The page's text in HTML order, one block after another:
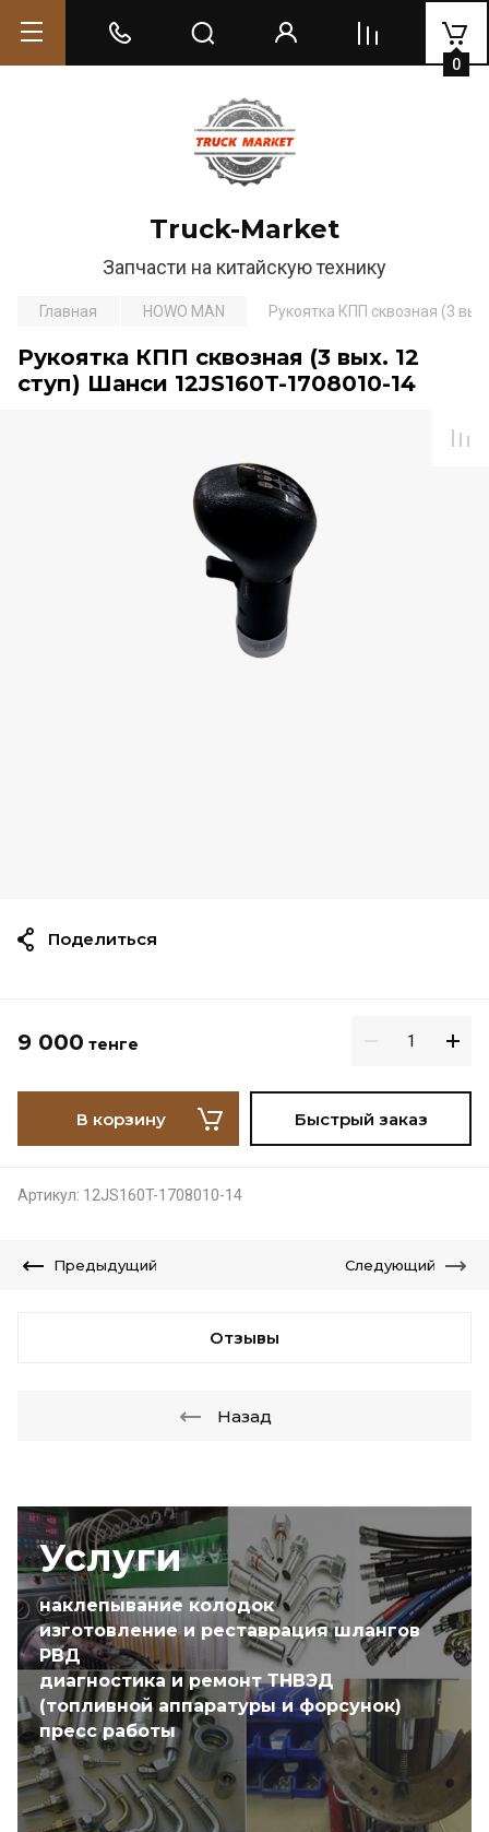
Truck-Market
Запчасти на китайскую технику
0
Услуги
наклепывание колодок
изготовление и реставрация шлангов
РВД
диагностика и ремонт ТНВЭД
(топливной аппаратуры и форсунок)
пресс работы
Главная HOWO MAN Рукоятка КПП сквозная (3
Рукоятка КПП сквозная (3 вых. 12
ступ) Шанси 12JS160T-1708010-14
9 000 тенге
В корзину Быстрый заказ
Артикул: 12JS160T-1708010-14
Поделиться
Предыдущий Следующий
Отзывы
Назад